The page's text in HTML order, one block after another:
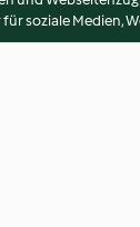
soziale Medien,